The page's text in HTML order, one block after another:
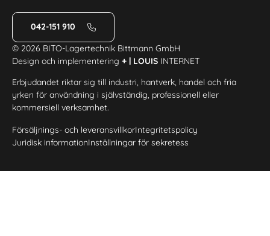
042-151 910
© 2026 BITO-Lagertechnik Bittmann GmbH
Design och implementering+ | LOUIS INTERNET
Erbjudandet riktar sig till industri, hantverk, handel och fria
yrken för användning i självständig, professionell eller
kommersiell verksamhet.
Försäljnings- och leveransvillkorIntegritetspolicy
Juridisk informationInställningar för sekretess